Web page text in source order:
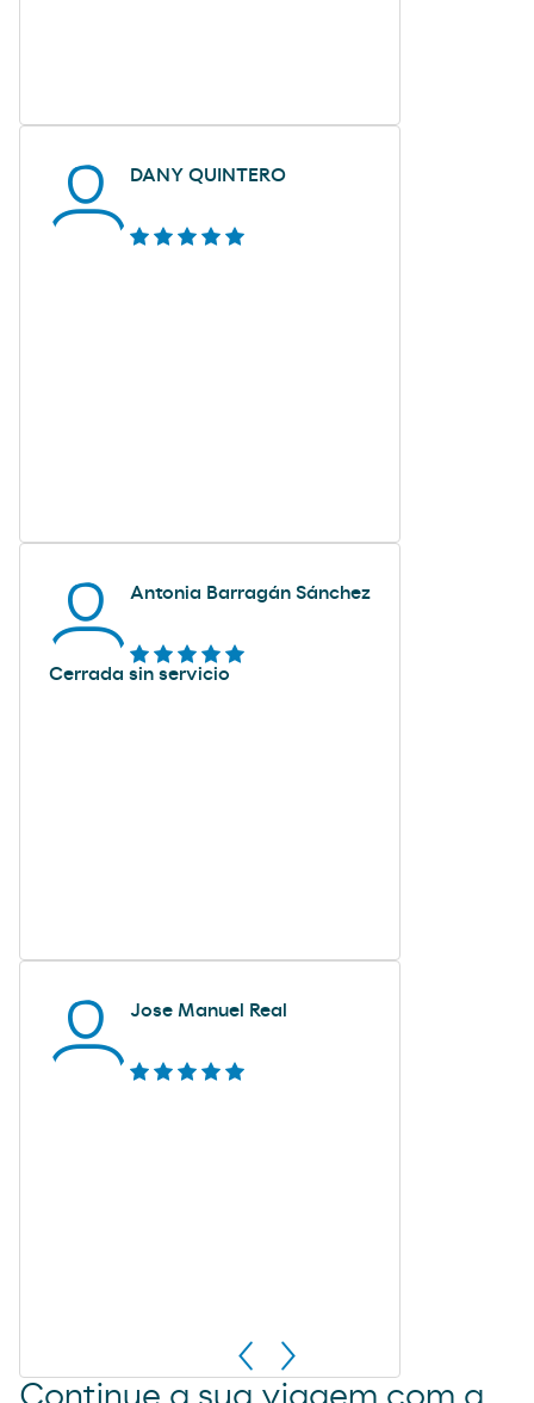
DANY QUINTERO
Antonia Barragán Sánchez
Cerrada sin servicio
Jose Manuel Real